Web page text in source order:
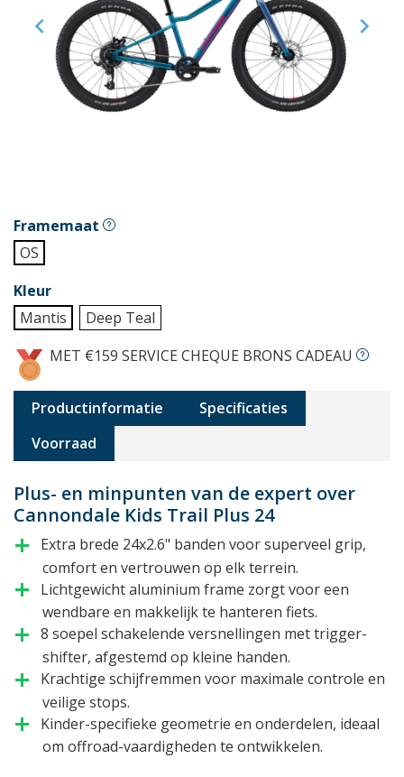
 
Framemaat
OS
Kleur
Mantis
Deep Teal
MET €159 SERVICE CHEQUE BRONS CADEAU
Productinformatie
Specificaties
Voorraad
Plus- en minpunten van de expert over
Cannondale Kids Trail Plus 24
add
Extra brede 24x2.6" banden voor superveel grip,
comfort en vertrouwen op elk terrein.
add
Lichtgewicht aluminium frame zorgt voor een
wendbare en makkelijk te hanteren fiets.
add 8 soepel schakelende versnellingen met trigger-
shifter, afgestemd op kleine handen.
add
Krachtige schijfremmen voor maximale controle en
veilige stops.
add
Kinder-specifieke geometrie en onderdelen, ideaal
om offroad-vaardigheden te ontwikkelen.